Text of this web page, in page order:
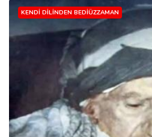
KENDI DILINDEN BEDIÜZZAMAN